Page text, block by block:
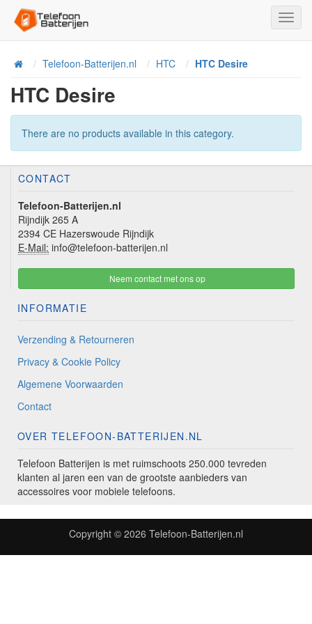
HomeTelefoon-Batterijen.nl HTC HTC Desire
HTC Desire
There are no products available in this category.
CONTACT
Telefoon-Batterijen.nl
Rijndijk 265 A
2394 CE Hazerswoude Rijndijk
E-Mail: info@telefoon-batterijen.nl
Neem contact met ons op
INFORMATIE
Verzending & Retourneren
Privacy & Cookie Policy
Algemene Voorwaarden
Contact
OVER TELEFOON-BATTERIJEN.NL
Telefoon Batterijen is met ruimschoots 250.000 tevreden
klanten al jaren een van de grootste aanbieders van
accessoires voor mobiele telefoons.
Copyright © 2026 Telefoon-Batterijen.nl